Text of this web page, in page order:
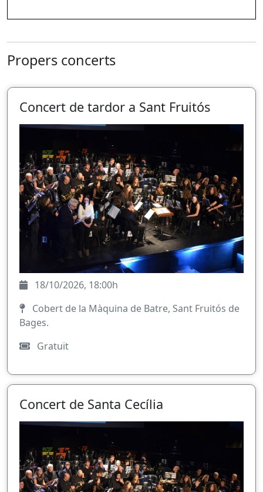
Propers concerts
Concert de tardor a Sant Fruitós
18/10/2026, 18:00h
Cobert de la Màquina de Batre, Sant Fruitós de
Bages.
Gratuït
Concert de Santa Cecília